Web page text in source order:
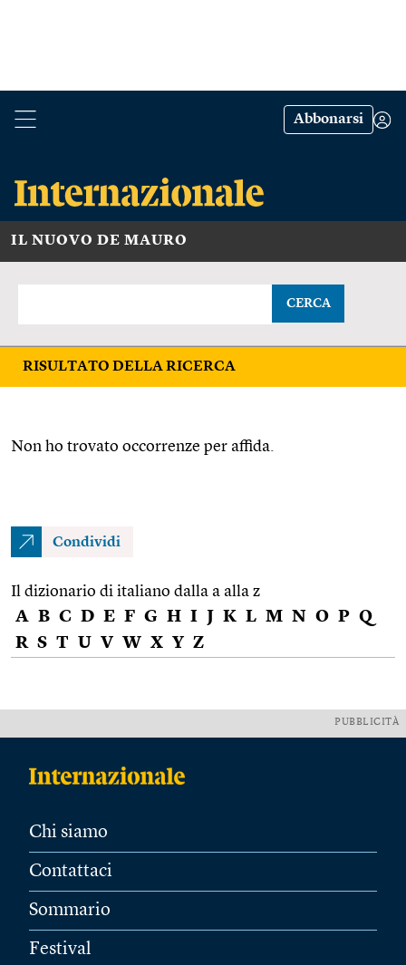
Abbonarsi
IL NUOVO DE MAURO
CERCA
RISULTATO DELLA RICERCA
Non ho trovato occorrenze per affida.
Condividi
Il dizionario di italiano dalla a alla z
A B C D E F G H I J K L M N O P Q
R S T U V W X Y Z
PUBBLICITÀ
Chi siamo
Contattaci
Sommario
Festival